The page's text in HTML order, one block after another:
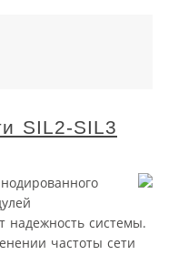
SIL2-SIL3
надежность системы.
частоты сети